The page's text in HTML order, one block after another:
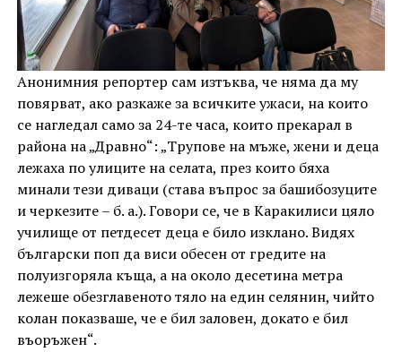
Анонимния репортер сам изтъква, че няма да му
повярват, ако разкаже за всичките ужаси, на които
се нагледал само за 24-те часа, които прекарал в
района на „Дравно“: „Трупове на мъже, жени и деца
лежаха по улиците на селата, през които бяха
минали тези диваци (става въпрос за башибозуците
и черкезите – б. а.). Говори се, че в Каракилиси цяло
училище от петдесет деца е било изклано. Видях
български поп да виси обесен от гредите на
полуизгоряла къща, а на около десетина метра
лежеше обезглавеното тяло на един селянин, чийто
колан показваше, че е бил заловен, докато е бил
въоръжен“.